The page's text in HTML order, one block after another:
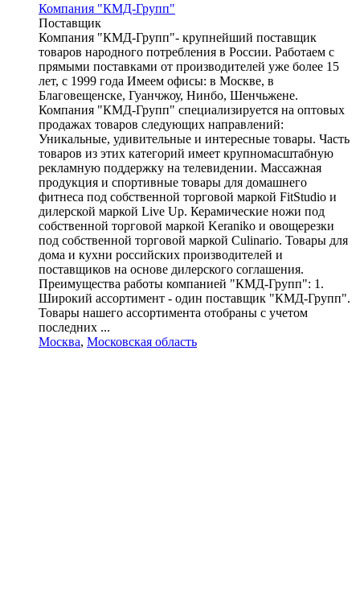
Компания "КМД-Групп"
Поставщик
Компания "КМД-Групп"- крупнейший поставщик
товаров народного потребления в России. Работаем с
прямыми поставками от производителей уже более 15
лет, с 1999 года Имеем офисы: в Москве, в
Благовещенске, Гуанчжоу, Нинбо, Шенчьжене.
Компания "КМД-Групп" специализируется на оптовых
продажах товаров следующих направлений:
Уникальные, удивительные и интересные товары. Часть
товаров из этих категорий имеет крупномасштабную
рекламную поддержку на телевидении. Массажная
продукция и спортивные товары для домашнего
фитнеса под собственной торговой маркой FitStudio и
дилерской маркой Live Up. Керамические ножи под
собственной торговой маркой Keraniko и овощерезки
под собственной торговой маркой Culinario. Товары для
дома и кухни российских производителей и
поставщиков на основе дилерского соглашения.
Преимущества работы компанией "КМД-Групп": 1.
Широкий ассортимент - один поставщик "КМД-Групп".
Товары нашего ассортимента отобраны с учетом
последних ...
Москва, Московская область